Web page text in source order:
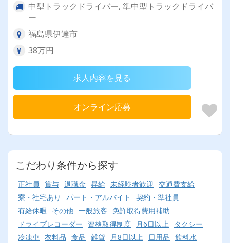
中型トラックドライバー, 準中型トラックドライバ
ー
福島県伊達市
38万円
求人内容を見る
オンライン応募
こだわり条件から探す
正社員 賞与 退職金 昇給 未経験者歓迎 交通費支給
寮・社宅あり
パート・アルバイト
契約・準社員
有給休暇
その他 一般旅客 免許取得費用補助
ドライブレコーダー
資格取得制度 月6日以上
タクシー
冷凍車 衣料品 食品 雑貨 月8日以上 日用品 飲料水